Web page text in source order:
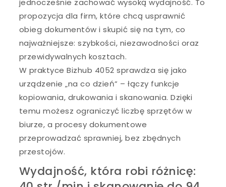
jednocześnie zachować wysoką wydajność. To
propozycja dla firm, które chcą usprawnić
obieg dokumentów i skupić się na tym, co
najważniejsze: szybkości, niezawodności oraz
przewidywalnych kosztach.
W praktyce Bizhub 4052 sprawdza się jako
urządzenie „na co dzień” – łączy funkcje
kopiowania, drukowania i skanowania. Dzięki
temu możesz ograniczyć liczbę sprzętów w
biurze, a procesy dokumentowe
przeprowadzać sprawniej, bez zbędnych
przestojów.
Wydajność, która robi różnicę: